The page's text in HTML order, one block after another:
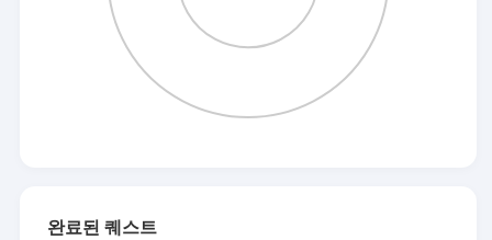
완료된 퀘스트